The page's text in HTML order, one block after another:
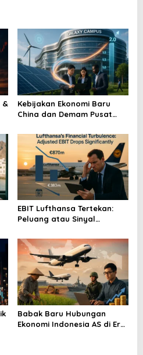
&
Kebijakan Ekonomi Baru
China dan Demam Pusat
EBIT Lufthansa Tertekan:
Peluang atau Sinyal
Babak Baru Hubungan
Ekonomi Indonesia AS di Era